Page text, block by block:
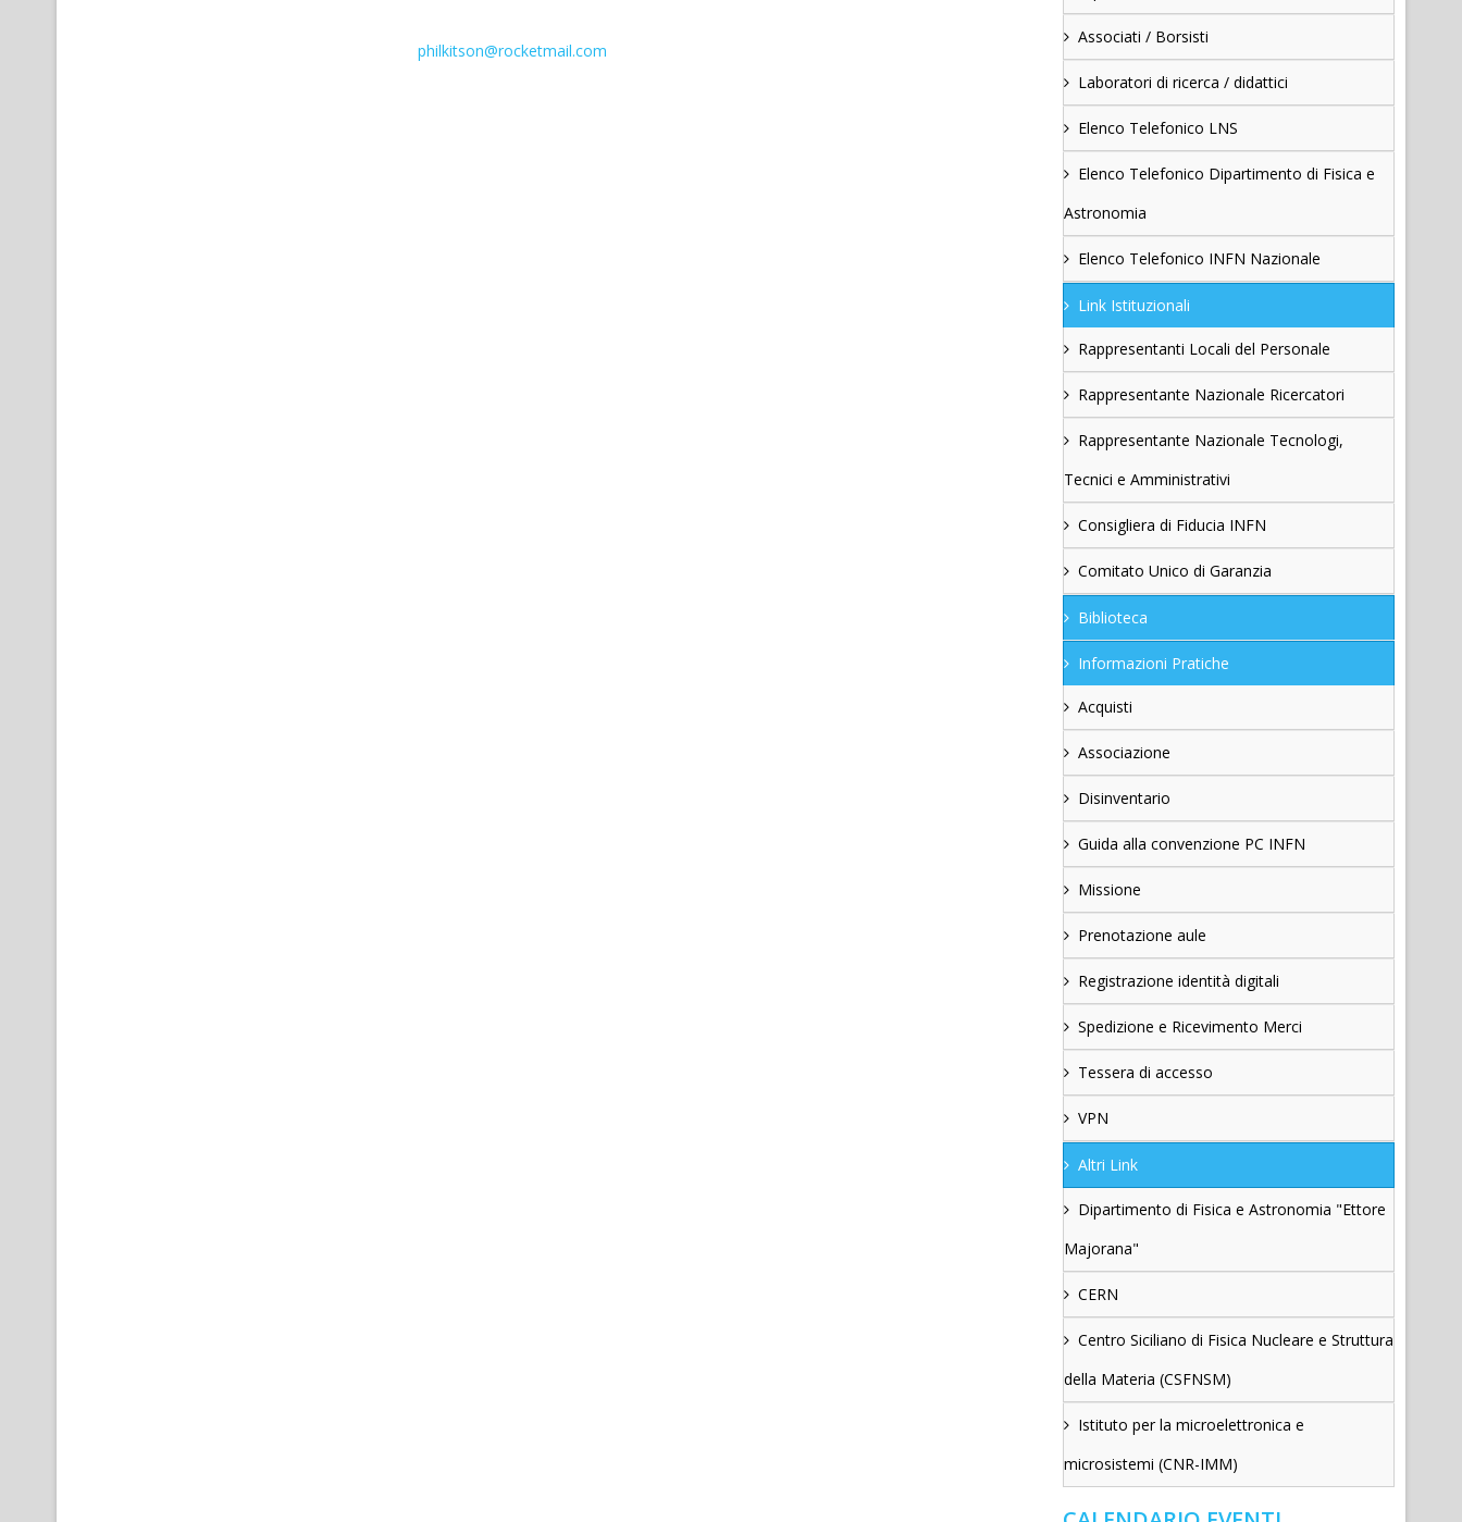
philkitson@rocketmail.com
Associati / Borsisti
Laboratori di ricerca / didattici
Elenco Telefonico LNS
Elenco Telefonico Dipartimento di Fisica e
Astronomia
Elenco Telefonico INFN Nazionale
Link Istituzionali
Rappresentanti Locali del Personale
Rappresentante Nazionale Ricercatori
Rappresentante Nazionale Tecnologi,
Tecnici e Amministrativi
Consigliera di Fiducia INFN
Comitato Unico di Garanzia
Biblioteca
Informazioni Pratiche
Acquisti
Associazione
Disinventario
Guida alla convenzione PC INFN
Missione
Prenotazione aule
Registrazione identità digitali
Spedizione e Ricevimento Merci
Tessera di accesso
VPN
Altri Link
Dipartimento di Fisica e Astronomia "Ettore
Majorana"
CERN
Centro Siciliano di Fisica Nucleare e Struttura
della Materia (CSFNSM)
Istituto per la microelettronica e
microsistemi (CNR-IMM)